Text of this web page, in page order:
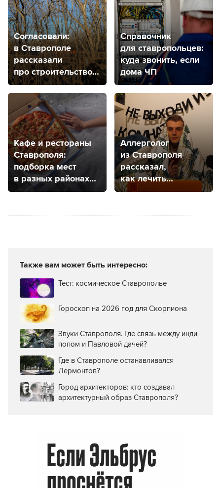
Согласовали:
в Ставрополе
рассказали
про строительство
гимназии
на Успенском
кладбище
Справочник
для ставропольцев:
куда звонить, если
дома ЧП
Кафе и рестораны
Ставрополя:
подборка мест
в разных районах
города
Аллерголог
из Ставрополя
рассказал,
как лечить
аллергию
Также вам может быть интересно:
Тест: космическое Ставрополье
Гороскоп на 2026 год для Скорпиона
Звуки Ставрополя. Где связь между инди-
попом и Павловой дачей?
Где в Ставрополе останавливался
Лермонтов?
Город архитекторов: кто создавал
архитектурный образ Ставрополя?